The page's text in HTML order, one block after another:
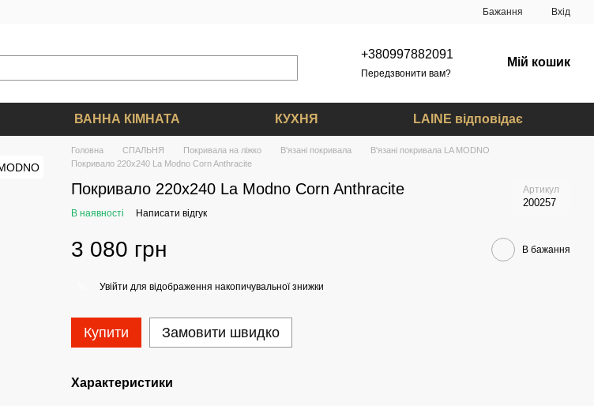
Бажання Вхід
+380997882091
Передзвонити вам?
Мій кошик
ВАННА КІМНАТА КУХНЯ LAINE відповідає
Головна СПАЛЬНЯ Покривала на ліжко В'язані покривала
В'язані покривала LA MODNO
Покривало 220x240 La Modno Corn Anthracite
Покривало 220x240 La Modno Corn Anthracite Артикул
200257
В наявності Написати відгук
3 080 грн В бажання
Увійти для відображення накопичувальної знижки
Купити Замовити швидко
Характеристики